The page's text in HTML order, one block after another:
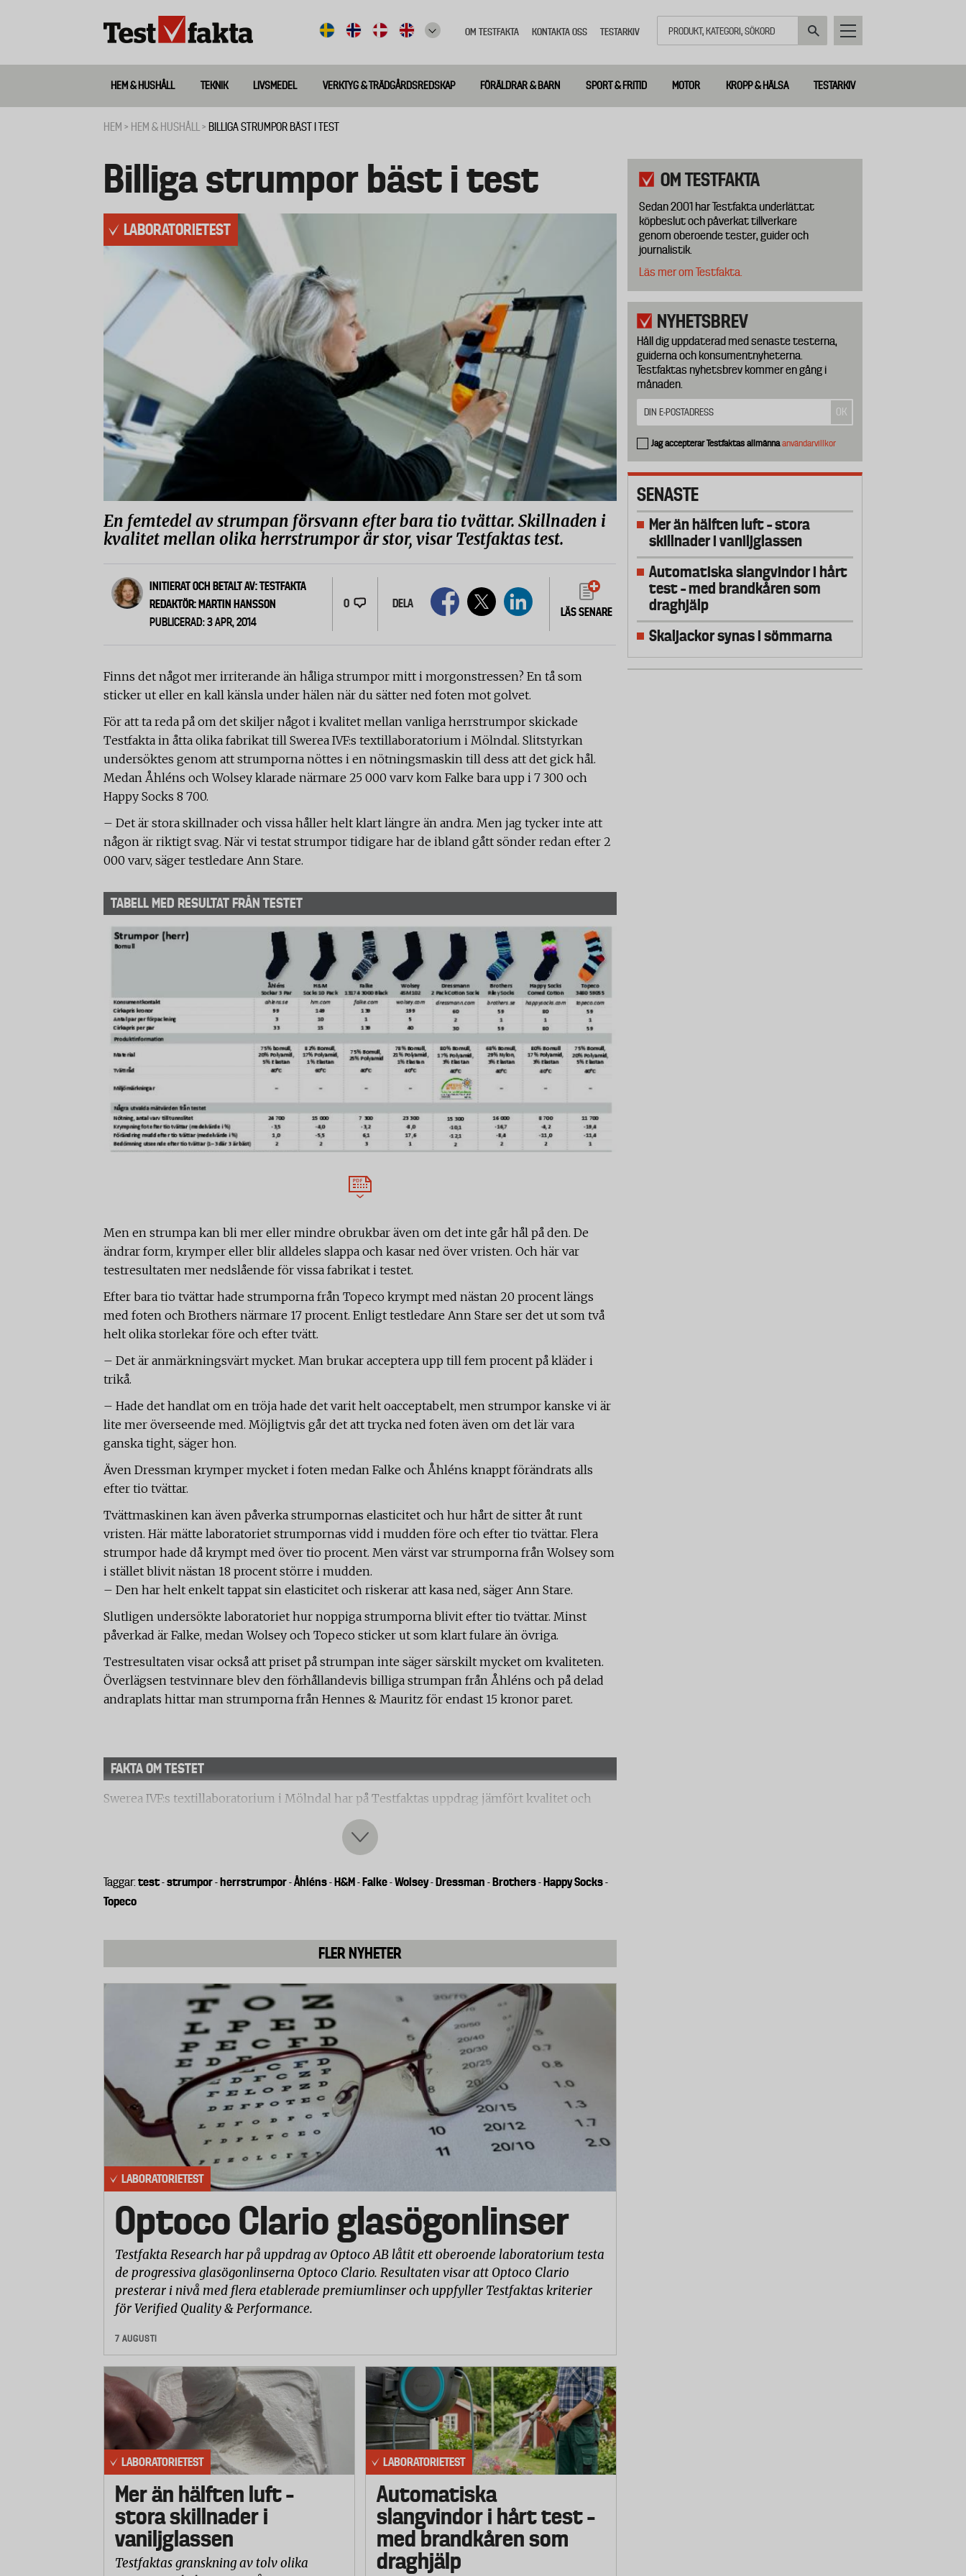
meny
OM TESTFAKTA KONTAKTA OSS TESTARKIV
Huvudmeny
ny
HEM & HUSHÅLL TEKNIK LIVSMEDEL VERKTYG & TRÄDGÅRDSREDSKAP FÖRÄLDRAR & BARN SPORT & FRITID MOTOR KROPP & HÄLSA TESTARKIV
HEM HEM & HUSHÅLL BILLIGA STRUMPOR BÄST I TEST
Billiga strumpor bäst i test
LABORATORIETEST
En femtedel av strumpan försvann efter bara tio tvättar. Skillnaden i
kvalitet mellan olika herrstrumpor är stor, visar Testfaktas test.
INITIERAT OCH BETALT AV: TESTFAKTA
REDAKTÖR: MARTIN HANSSON
PUBLICERAD: 3 APR, 2014
0 DELA
LÄS SENARE
Finns det något mer irriterande än håliga strumpor mitt i morgonstressen? En tå som
sticker ut eller en kall känsla under hälen när du sätter ned foten mot golvet.
För att ta reda på om det skiljer något i kvalitet mellan vanliga herrstrumpor skickade
Testfakta in åtta olika fabrikat till Swerea IVF:s textillaboratorium i Mölndal. Slitstyrkan
undersöktes genom att strumporna nöttes i en nötningsmaskin till dess att det gick hål.
Medan Åhléns och Wolsey klarade närmare 25 000 varv kom Falke bara upp i 7 300 och
Happy Socks 8 700.
– Det är stora skillnader och vissa håller helt klart längre än andra. Men jag tycker inte att
någon är riktigt svag. När vi testat strumpor tidigare har de ibland gått sönder redan efter 2
000 varv, säger testledare Ann Stare.
TABELL MED RESULTAT FRÅN TESTET
Men en strumpa kan bli mer eller mindre obrukbar även om det inte går hål på den. De
ändrar form, krymper eller blir alldeles slappa och kasar ned över vristen. Och här var
testresultaten mer nedslående för vissa fabrikat i testet.
Efter bara tio tvättar hade strumporna från Topeco krympt med nästan 20 procent längs
med foten och Brothers närmare 17 procent. Enligt testledare Ann Stare ser det ut som två
helt olika storlekar före och efter tvätt.
– Det är anmärkningsvärt mycket. Man brukar acceptera upp till fem procent på kläder i
trikå.
– Hade det handlat om en tröja hade det varit helt oacceptabelt, men strumpor kanske vi är
lite mer överseende med. Möjligtvis går det att trycka ned foten även om det lär vara
ganska tight, säger hon.
Även Dressman krymper mycket i foten medan Falke och Åhléns knappt förändrats alls
efter tio tvättar.
Tvättmaskinen kan även påverka strumpornas elasticitet och hur hårt de sitter åt runt
vristen. Här mätte laboratoriet strumpornas vidd i mudden före och efter tio tvättar. Flera
strumpor hade då krympt med över tio procent. Men värst var strumporna från Wolsey som
i stället blivit nästan 18 procent större i mudden.
– Den har helt enkelt tappat sin elasticitet och riskerar att kasa ned, säger Ann Stare.
Slutligen undersökte laboratoriet hur noppiga strumporna blivit efter tio tvättar. Minst
påverkad är Falke, medan Wolsey och Topeco sticker ut som klart fulare än övriga.
Testresultaten visar också att priset på strumpan inte säger särskilt mycket om kvaliteten.
Överlägsen testvinnare blev den förhållandevis billiga strumpan från Åhléns och på delad
andraplats hittar man strumporna från Hennes & Mauritz för endast 15 kronor paret.
FAKTA OM TESTET
Swerea IVF:s textillaboratorium i Mölndal har på Testfaktas uppdrag jämfört kvalitet och
litet tunnslitet område precis innan det går hål. Ju fler antal varv som strumpan klarar desto
bättre. Sex prover togs från olika delar av varje strumpa (häl, sula och tå). Resultatet är ett
Dimensionsförändringar efter tvätt
Strumpornas fotlängd och vidd i mudden mättes före och efter tio tvättar. Innan
mätningarna sträcktes strumporna först ut på en träfot och därefter fick de vila i 20
Noppning efter tvätt
Laboratoriet gjorde en visuell bedömning av strumpornas utseende (noppor och ludd)
efter tio tvättar. Bedömningen gjordes på en skala från 1 till 3 där 3 är bäst.
Taggar: test-strumpor-herrstrumpor-Åhléns-H&M-Falke-Wolsey-Dressman -Brothers-Happy Socks-
Topeco
FLER NYHETER
LABORATORIETEST
Optoco Clario glasögonlinser
Testfakta Research har på uppdrag av Optoco AB låtit ett oberoende laboratorium testa
de progressiva glasögonlinserna Optoco Clario. Resultaten visar att Optoco Clario
presterar i nivå med flera etablerade premiumlinser och uppfyller Testfaktas kriterier
för Verified Quality & Performance.
7 AUGUSTI
LABORATORIETEST
Mer än hälften luft –
stora skillnader i
vaniljglassen
Testfaktas granskning av tolv olika
LABORATORIETEST
Automatiska
slangvindor i hårt test –
med brandkåren som
draghjälp
OM TESTFAKTA
Sedan 2001 har Testfakta underlättat
köpbeslut och påverkat tillverkare
genom oberoende tester, guider och
journalistik.
Läs mer om Testfakta.
NYHETSBREV
Håll dig uppdaterad med senaste testerna,
guiderna och konsumentnyheterna.
Testfaktas nyhetsbrev kommer en gång i
månaden.
Jag accepterar Testfaktas allmännaanvändarvillkor
SENASTE
Mer än hälften luft – stora
skillnader i vaniljglassen
Automatiska slangvindor i hårt
test – med brandkåren som
draghjälp
Skaljackor synas i sömmarna